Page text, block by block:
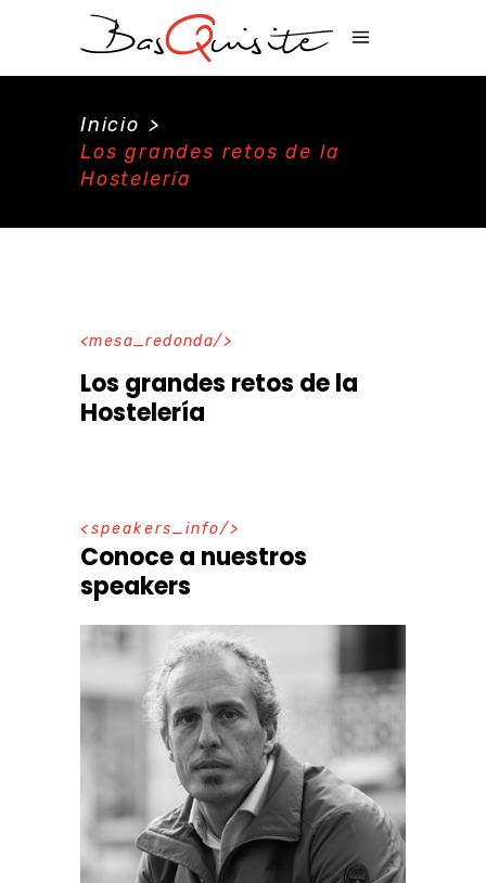
Inicio >
Los grandes retos de la
Hostelería
mesa_redonda
Los grandes retos de la
Hostelería
speakers_info
Conoce a nuestros
speakers